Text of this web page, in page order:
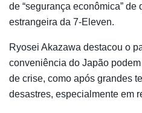
de “segurança econômica”
estrangeira da 7-Eleven.
Ryosei Akazawa destacou o
conveniência do Japão
de crise, como após grandes
desastres, especialmente em